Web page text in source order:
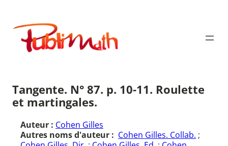
contenu
Publimath
Tangente. N° 87. p. 10-11. Roulette
et martingales.
Auteur : Cohen Gilles
Autres noms d'auteur : Cohen Gilles. Collab. ;